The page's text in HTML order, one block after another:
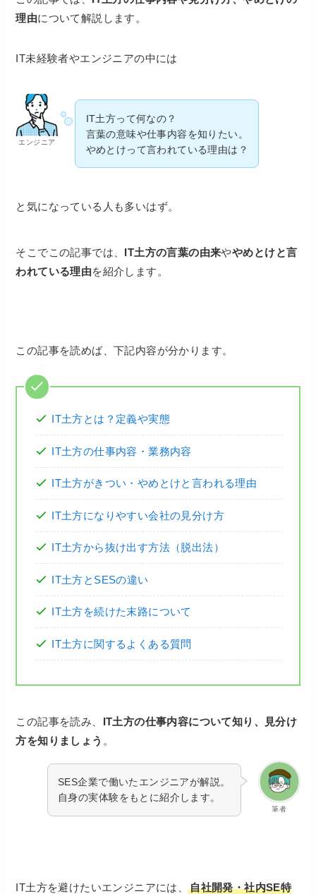
理由について解説します。
IT未経験者やエンジニアの中には
エンジニア
IT土方って何なの？
言葉の意味や仕事内容を知りたい。
やめとけって言われている理由は？
と気になっている人も多いはず。
そこでこの記事では、 IT土方の言葉の由来ややめとけと言
われている理由を紹介します。
この記事を読めば、下記内容が分かります。
IT土方とは？定義や実態
IT土方の仕事内容・業務内容
IT土方がきつい・やめとけと言われる理由
IT土方になりやすい会社の見分け方
IT土方から抜け出す方法（脱出法）
IT土方とSESの違い
IT土方を続けた末路について
IT土方に関するよくある質問
この記事を読み、 IT土方の仕事内容について知り、見分け
方を知りましょう 。
筆者
SES企業で働いたエンジニアが解説。
自身の実体験をもとに紹介します。
IT土方を避けたいエンジニアには、自社開発・社内SE特